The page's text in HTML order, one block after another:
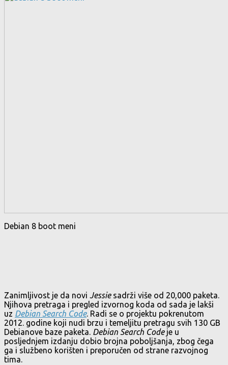
Debian 8 boot meni
Zanimljivost je da novi Jessiesadrži više od 20,000 paketa.
Njihova pretraga i pregled izvornog koda od sada je lakši
uz Debian Search Code. Radi se o projektu pokrenutom
2012. godine koji nudi brzu i temeljitu pretragu svih 130 GB
Debianove baze paketa. Debian Search Codeje u
posljednjem izdanju dobio brojna poboljšanja, zbog čega
ga i službeno korišten i preporučen od strane razvojnog
tima.